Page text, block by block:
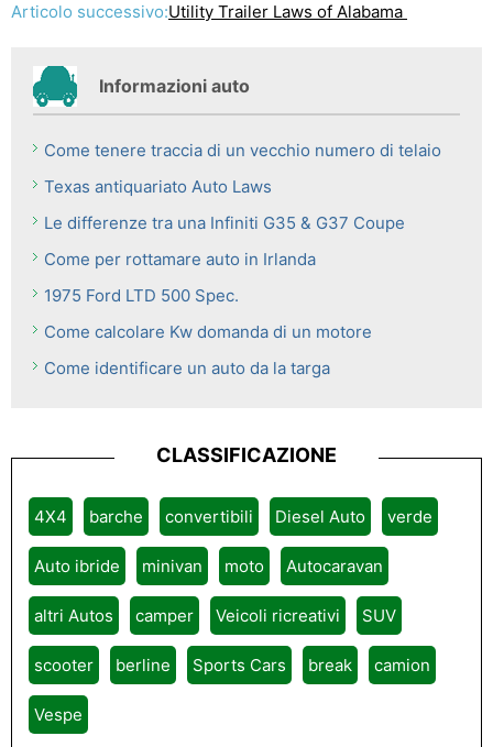
Articolo successivo:Utility Trailer Laws of Alabama
Informazioni auto
Come tenere traccia di un vecchio numero di telaio
Texas antiquariato Auto Laws
Le differenze tra una Infiniti G35 & G37 Coupe
Come per rottamare auto in Irlanda
1975 Ford LTD 500 Spec.
Come calcolare Kw domanda di un motore
Come identificare un auto da la targa
CLASSIFICAZIONE
4X4 barche convertibili Diesel Auto verde
Auto ibride minivan moto Autocaravan
altri Autos camper Veicoli ricreativi SUV
scooter berline Sports Cars break camion
Vespe